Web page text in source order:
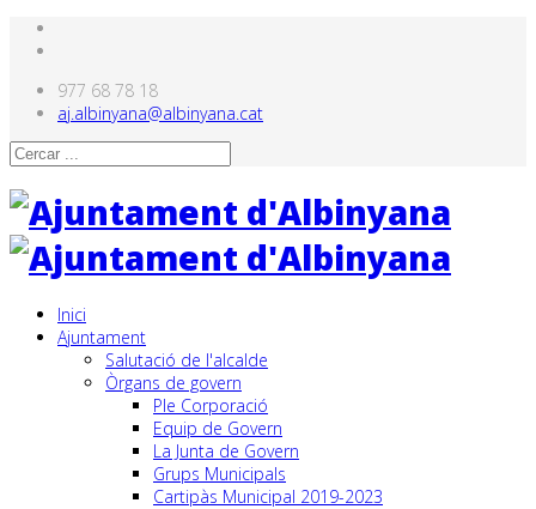
977 68 78 18
aj.albinyana@albinyana.cat
Inici
Ajuntament
Salutació de l'alcalde
Òrgans de govern
Ple Corporació
Equip de Govern
La Junta de Govern
Grups Municipals
Cartipàs Municipal 2019-2023